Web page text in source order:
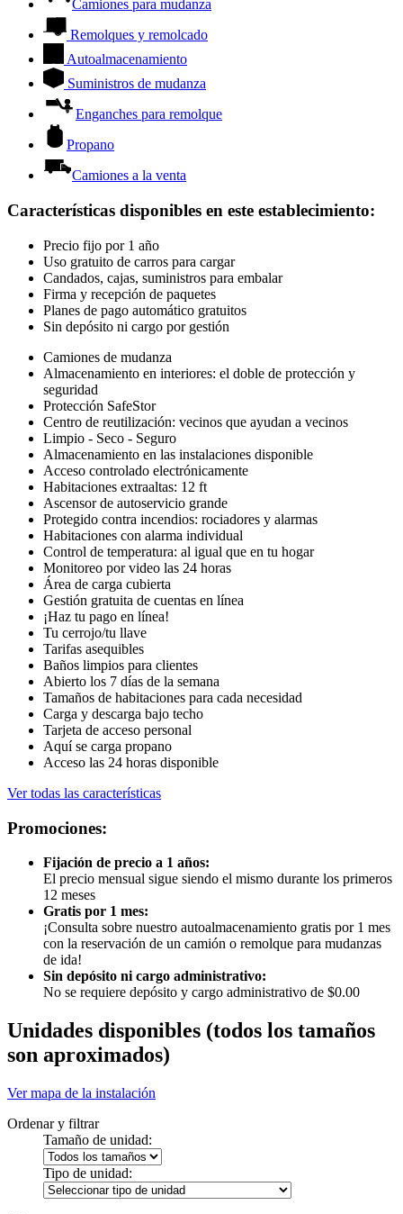
Camiones para mudanza
Remolques y remolcado
Autoalmacenamiento
Suministros de mudanza
Enganches para remolque
Propano
Camiones a la venta
Características disponibles en este establecimiento:
Precio fijo por 1 año
Uso gratuito de carros para cargar
Candados, cajas, suministros para embalar
Firma y recepción de paquetes
Planes de pago automático gratuitos
Sin depósito ni cargo por gestión
Camiones de mudanza
Almacenamiento en interiores: el doble de protección y
seguridad
Protección SafeStor
Centro de reutilización: vecinos que ayudan a vecinos
Limpio - Seco - Seguro
Almacenamiento en las instalaciones disponible
Acceso controlado electrónicamente
Habitaciones extraaltas: 12 ft
Ascensor de autoservicio grande
Protegido contra incendios: rociadores y alarmas
Habitaciones con alarma individual
Control de temperatura: al igual que en tu hogar
Monitoreo por video las 24 horas
Área de carga cubierta
Gestión gratuita de cuentas en línea
¡Haz tu pago en línea!
Tu cerrojo/tu llave
Tarifas asequibles
Baños limpios para clientes
Abierto los 7 días de la semana
Tamaños de habitaciones para cada necesidad
Carga y descarga bajo techo
Tarjeta de acceso personal
Aquí se carga propano
Acceso las 24 horas disponible
Ver todas las características
Promociones:
Fijación de precio a 1 años:
El precio mensual sigue siendo el mismo durante los primeros
12 meses
Gratis por 1 mes:
¡Consulta sobre nuestro autoalmacenamiento gratis por 1 mes
con la reservación de un camión o remolque para mudanzas
de ida!
Sin depósito ni cargo administrativo:
No se requiere depósito y cargo administrativo de $0.00
Unidades disponibles (todos los tamaños
son aproximados)
Ver mapa de la instalación
Ordenar y filtrar
Tamaño de unidad:
Tipo de unidad: